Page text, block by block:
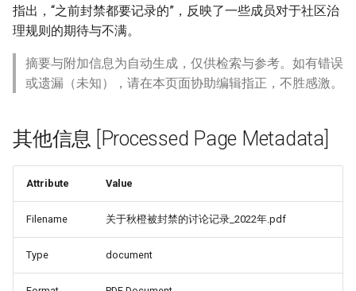
指出，“之前封禁都要记录的”，反映了一些成员对于社区治
理规则的期待与不满。
摘要与附加信息为自动生成，仅供检索与参考。如有错误
或遗漏（未知），请在本页面协助编辑指正，不胜感激。
其他信息 [Processed Page Metadata]
Attribute Value
Filename 关于秋橙被封禁的讨论记录_2022年.pdf
Type document